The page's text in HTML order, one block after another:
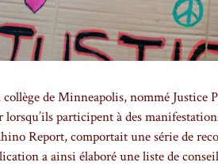
de Minneapolis, nommé Justice
lorsqu’ils participent à des
Report, comportait une série de
a ainsi élaboré une liste de